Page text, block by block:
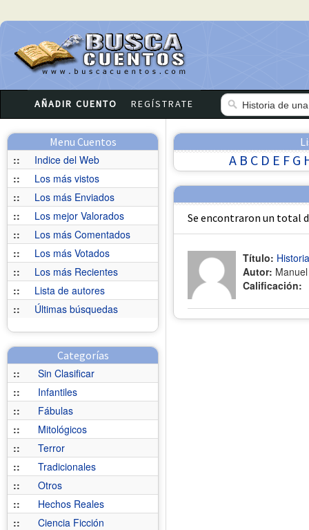
AÑADIR CUENTO REGÍSTRATE
Menu Cuentos
::
Indice del Web
::
Los más vistos
::
Los más Enviados
::
Los mejor Valorados
::
Los más Comentados
::
Los más Votados
::
Los más Recientes
::
Lista de autores
::
Últimas búsquedas
Categorías
::
Sin Clasificar
::
Infantiles
::
Fábulas
::
Mitológicos
::
Terror
::
Tradicionales
::
Otros
::
Hechos Reales
::
Ciencia Ficción
A B C D E F G
Se encontraron un total
Título:
Autor:
Calificación: